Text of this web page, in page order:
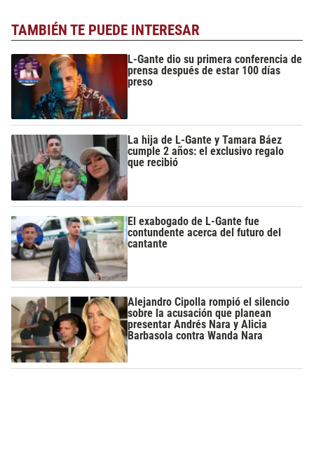
TAMBIÉN TE PUEDE INTERESAR
L-Gante dio su primera conferencia de
prensa después de estar 100 días
preso
La hija de L-Gante y Tamara Báez
cumple 2 años: el exclusivo regalo
que recibió
El exabogado de L-Gante fue
contundente acerca del futuro del
cantante
Alejandro Cipolla rompió el silencio
sobre la acusación que planean
presentar Andrés Nara y Alicia
Barbasola contra Wanda Nara